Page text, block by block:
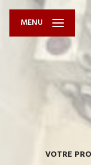
MENU
VOTRE